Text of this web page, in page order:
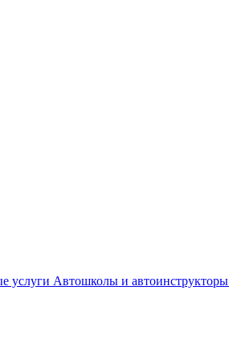
услуги Автошколы и автоинструкторы